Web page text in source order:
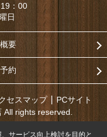
：00
日
要
約
セスマップ
PCサイト
rights reserved.
サービス向上検討を目的と